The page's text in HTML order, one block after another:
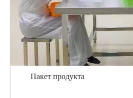
Пакет продукта